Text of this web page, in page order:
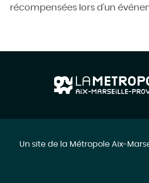
récompensées lors d’un
Un site de la Métropole Aix-